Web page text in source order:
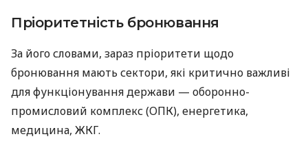
Пріоритетність бронювання
За його словами, зараз пріоритети щодо
бронювання мають сектори, які критично важливі
для функціонування держави — оборонно-
промисловий комплекс (ОПК), енергетика,
медицина, ЖКГ.